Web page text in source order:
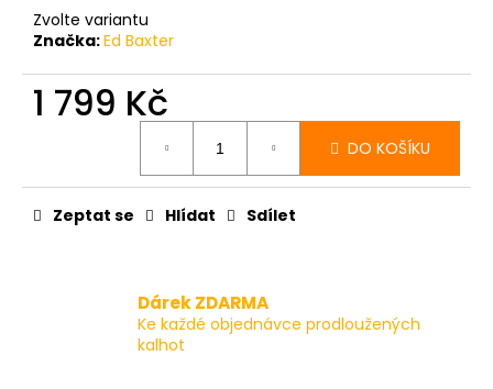
Zvolte variantu
Značka:Ed Baxter
1 799 Kč
DO KOŠÍKU
Zeptat se Hlídat Sdílet
Dárek ZDARMA
Ke každé objednávce prodloužených
kalhot
799
Kč